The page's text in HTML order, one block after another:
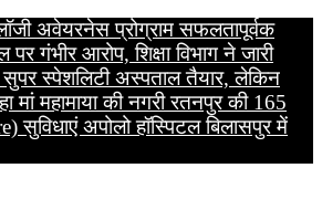
अवेयरनेस प्रोग्राम सफलतापूर्वक
गंभीर आरोप, शिक्षा विभाग ने जारी
स्पेशलिटी अस्पताल तैयार, लेकिन
मां महामाया की नगरी रतनपुर की 165
अपोलो हॉस्पिटल बिलासपुर में